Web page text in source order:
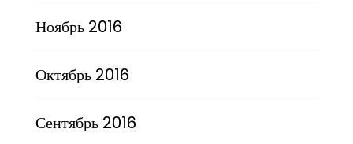
Ноябрь 2016
Октябрь 2016
Сентябрь 2016